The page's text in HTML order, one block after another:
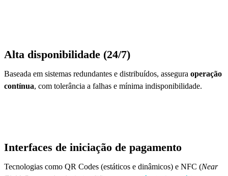
Alta disponibilidade (24/7)
Baseada em sistemas redundantes e distribuídos, assegura operação
contínua, com tolerância a falhas e mínima indisponibilidade.
Interfaces de iniciação de pagamento
Tecnologias como QR Codes (estáticos e dinâmicos) e NFC (Near